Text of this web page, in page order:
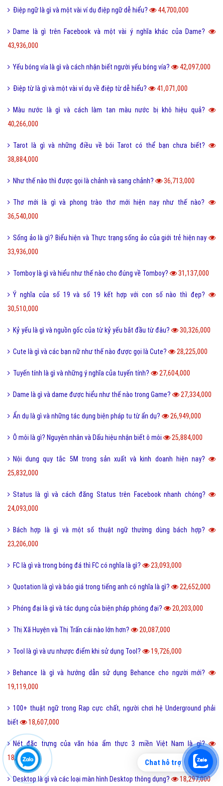
Điệp ngữ là gì và một vài ví dụ điệp ngữ dễ hiểu? 44,700,000
Dame là gì trên Facebook và một vài ý nghĩa khác của Dame?
43,936,000
Yếu bóng vía là gì và cách nhận biết người yếu bóng vía? 42,097,000
Điệp từ là gì và một vài ví dụ về điệp từ dễ hiểu? 41,071,000
Màu nước là gì và cách làm tan màu nước bị khô hiệu quả?
40,266,000
Tarot là gì và những điều về bói Tarot có thể bạn chưa biết?
38,884,000
Như thế nào thì được gọi là chảnh và sang chảnh? 36,713,000
Thơ mới là gì và phong trào thơ mới hiện nay như thế nào?
36,540,000
Sống ảo là gì? Biểu hiện và Thực trạng sống ảo của giới trẻ hiện nay
33,936,000
Tomboy là gì và hiểu như thế nào cho đúng về Tomboy? 31,137,000
Ý nghĩa của số 19 và số 19 kết hợp với con số nào thì đẹp?
30,510,000
Kỷ yếu là gì và nguồn gốc của từ kỷ yếu bắt đầu từ đâu? 30,326,000
Cute là gì và các bạn nữ như thế nào được gọi là Cute? 28,225,000
Tuyến tính là gì và những ý nghĩa của tuyến tính? 27,604,000
Dame là gì và dame được hiểu như thế nào trong Game? 27,334,000
Ẩn dụ là gì và những tác dụng biện pháp tu từ ẩn dụ? 26,949,000
Ô môi là gì? Nguyên nhân và Dấu hiệu nhận biết ô môi 25,884,000
Nội dung quy tắc 5M trong sản xuất và kinh doanh hiện nay?
25,832,000
Status là gì và cách đăng Status trên Facebook nhanh chóng?
24,093,000
Bách hợp là gì và một số thuật ngữ thường dùng bách hợp?
23,206,000
FC là gì và trong bóng đá thì FC có nghĩa là gì? 23,093,000
Quotation là gì và báo giá trong tiếng anh có nghĩa là gì? 22,652,000
Phóng đại là gì và tác dụng của biện pháp phóng đại? 20,203,000
Thị Xã Huyện và Thị Trấn cái nào lớn hơn? 20,087,000
Tool là gì và ưu nhược điểm khi sử dụng Tool? 19,726,000
Behance là gì và hướng dẫn sử dụng Behance cho người mới?
19,119,000
100+ thuật ngữ trong Rap cực chất, người chơi hệ Underground phải
biết
18,607,000
Nét đặc trưng của văn hóa ẩm thực 3 miền Việt Nam là gì?
18,417,000
Desktop là gì và các loại màn hình Desktop thông dụng? 18,297,000
Chat hỗ trợ